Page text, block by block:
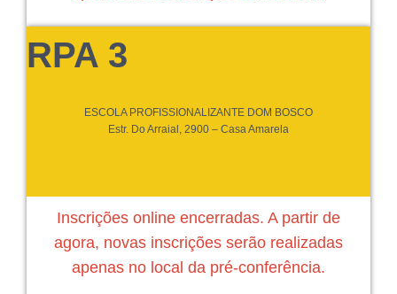
RPA 3
ESCOLA PROFISSIONALIZANTE DOM BOSCO
Estr. Do Arraial, 2900 – Casa Amarela
Inscrições online encerradas. A partir de
agora, novas inscrições serão realizadas
apenas no local da pré-conferência.